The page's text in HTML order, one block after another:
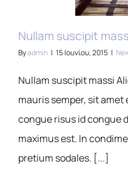
Nullam suscipit
Byadmin | 15 Ιουνίου, 2015 |
Nullam suscipit massi
mauris semper, sit
congue risus id congue
maximus est. In
pretium sodales. [...]